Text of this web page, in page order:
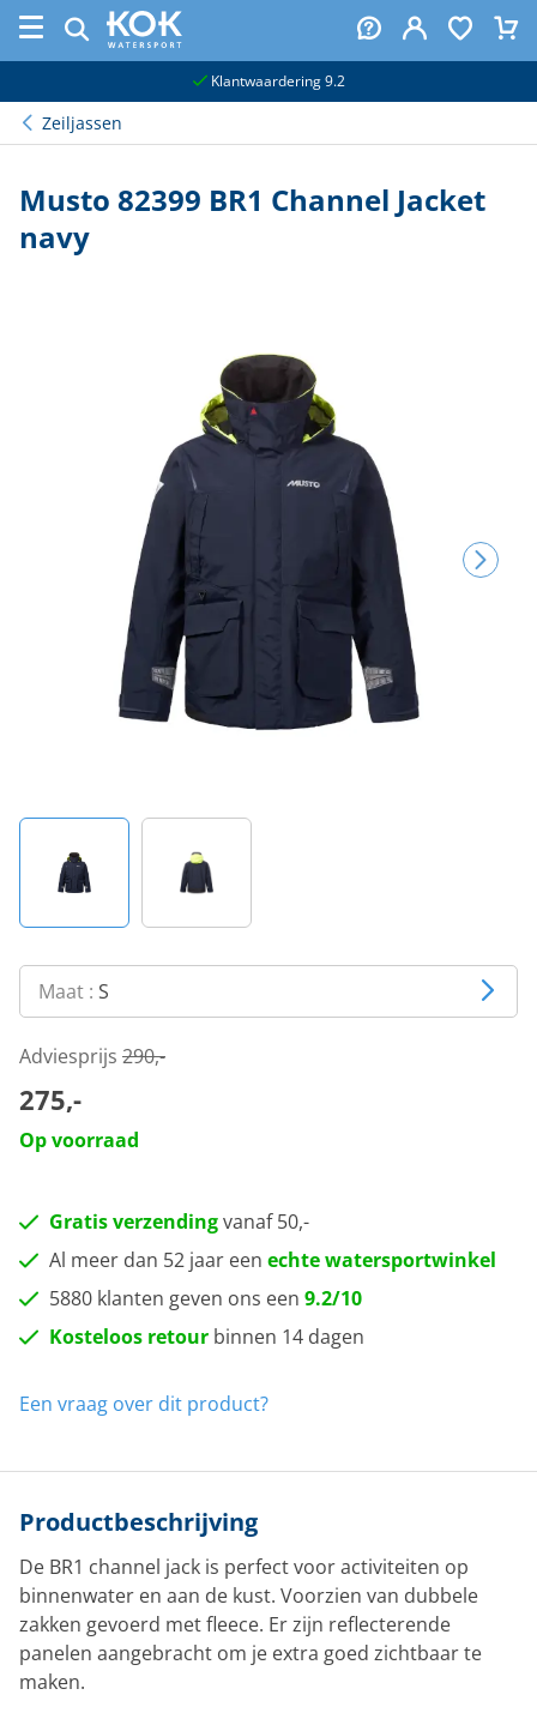
Klantwaardering 9.2
Zeiljassen
Musto 82399 BR1 Channel Jacket
navy
Maat : S
Adviesprijs 290,-
275,-
Op voorraad
Gratis verzendingvanaf 50,-
Al meer dan 52 jaar een echte watersportwinkel
5880 klanten geven ons een 9.2/10
Kosteloos retour binnen 14 dagen
Een vraag over dit product?
Productbeschrijving
De BR1 channel jack is perfect voor activiteiten op
binnenwater en aan de kust. Voorzien van dubbele
zakken gevoerd met fleece. Er zijn reflecterende
panelen aangebracht om je extra goed zichtbaar te
maken.